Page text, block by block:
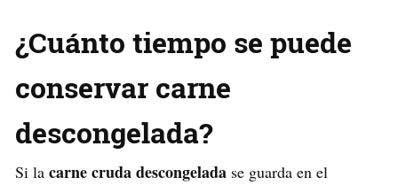
¿Cuánto tiempo se puede
conservar carne
descongelada?
Si la carne cruda descongelada se guarda en el